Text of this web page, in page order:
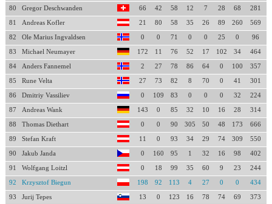
80 Gregor Deschwanden 66 42 58 12 7 28 68 281
81 Andreas Kofler 21 80 58 35 26 89 260 569
82 Ole Marius Ingvaldsen 0 0 71 0 0 25 0 96
83 Michael Neumayer 172 11 76 52 17 102 34 464
84 Anders Fannemel 2 27 78 86 64 0 100 357
85 Rune Velta 27 73 82 8 70 0 41 301
86 Dmitriy Vassiliev 0 109 83 0 0 0 32 224
87 Andreas Wank 143 0 85 32 10 16 28 314
88 Thomas Diethart 0 0 90 305 50 48 173 666
89 Stefan Kraft 11 0 93 34 29 74 309 550
90 Jakub Janda 0 160 95 1 32 16 98 402
91 Wolfgang Loitzl 0 18 99 35 60 9 23 244
92 Krzysztof Biegun 198 92 113 4 27 0 0 434
93 Jurij Tepes 13 0 123 16 78 74 69 373